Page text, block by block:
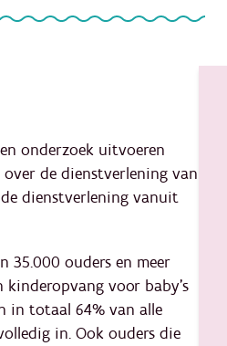
onderzoek uitvoeren
de dienstverlening van
dienstverlening vanuit
35.000 ouders en meer
kinderopvang voor baby’s
in totaal 64% van alle
in. Ook ouders die